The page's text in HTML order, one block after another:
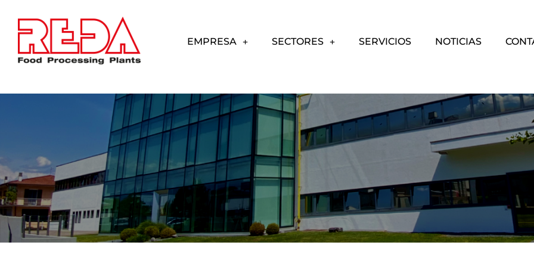
EMPRESA SECTORES SERVICIOS NOTICIAS